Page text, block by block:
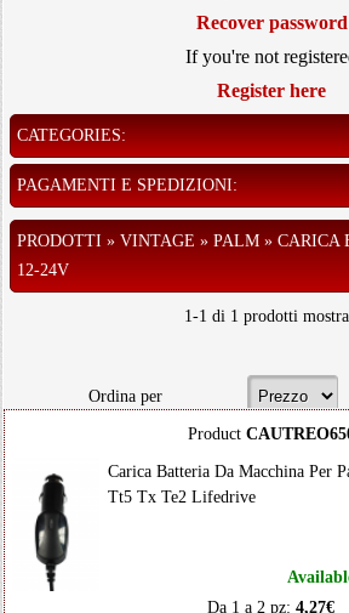
Recover password
If you're not
Register here
CATEGORIES:
PAGAMENTI E SPEDIZIONI:
PRODOTTI » VINTAGE » PALM » CARICA
12-24V
1-1 di 1 prodotti
Ordina per
Product
Carica Batteria Da Macchina Per
Tt5 Tx Te2 Lifedrive
Da 1 a 2 pz: 4,27€